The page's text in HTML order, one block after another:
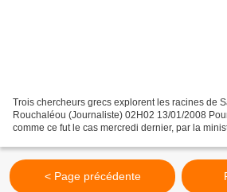
Trois chercheurs grecs explorent les racines de
Rouchaléou (Journaliste) 02H02 13/01/2008
comme ce fut le cas mercredi dernier, par la
< Page précédente